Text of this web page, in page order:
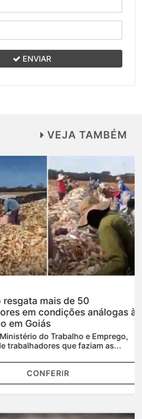
ENVIAR
VEJA TAMBÉM
mais de 50
em condições análogas à
Goiás
do Trabalho e Emprego,
que faziam as...
CONFERIR